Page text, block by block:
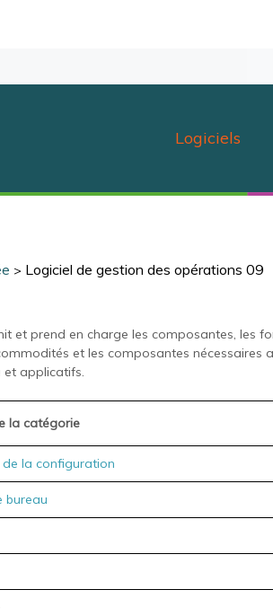
Logiciels
> Logiciel de gestion des opérations 09
et prend en charge les composantes,
et les composantes
et applicatifs.
la catégorie
la configuration
bureau